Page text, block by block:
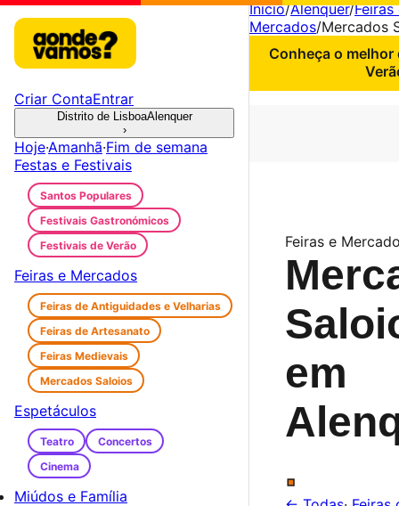
Início/Alenquer/Feiras
Mercados/Mercados
Conheça o melhor
Feiras e
em
.
Criar ContaEntrar
Distrito de LisboaAlenquer
›
Hoje·Amanhã·Fim de semana
Festas e Festivais
Santos Populares
Festivais Gastronómicos
Festivais de Verão
Feiras e Mercados
Feiras de Antiguidades e Velharias
Feiras de Artesanato
Feiras Medievais
Mercados Saloios
Espetáculos
Teatro
Concertos
Cinema
Miúdos e Família